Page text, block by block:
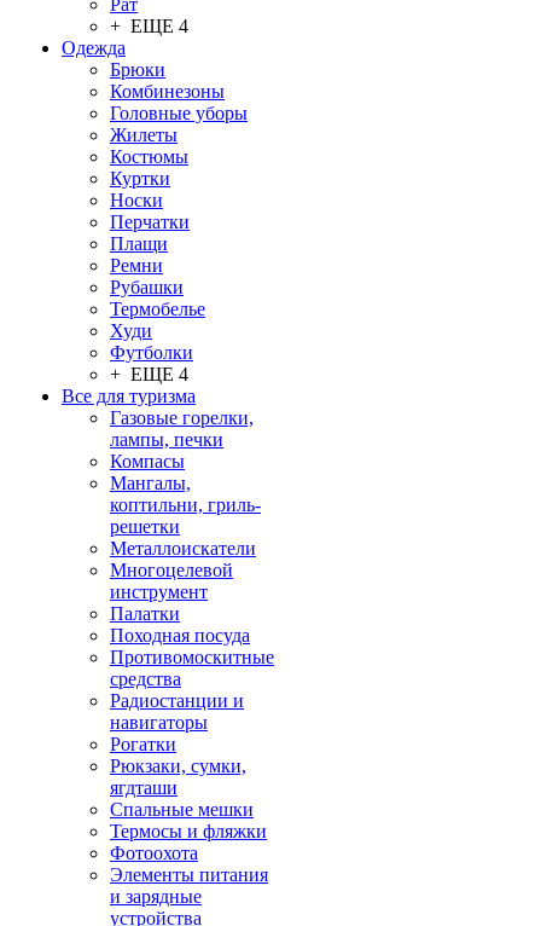
Рат
+ ЕЩЕ 4
Одежда
Брюки
Комбинезоны
Головные уборы
Жилеты
Костюмы
Куртки
Носки
Перчатки
Плащи
Ремни
Рубашки
Термобелье
Худи
Футболки
+ ЕЩЕ 4
Все для туризма
Газовые горелки,
лампы, печки
Компасы
Мангалы,
коптильни, гриль-
решетки
Металлоискатели
Многоцелевой
инструмент
Палатки
Походная посуда
Противомоскитные
средства
Радиостанции и
навигаторы
Рогатки
Рюкзаки, сумки,
ягдташи
Спальные мешки
Термосы и фляжки
Фотоохота
Элементы питания
и зарядные
устройства